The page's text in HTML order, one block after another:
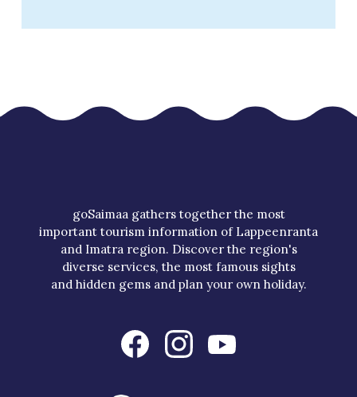
goSaimaa gathers together the most
important tourism information of Lappeenranta
and Imatra region. Discover the region's
diverse services, the most famous sights
and hidden gems and plan your own holiday.